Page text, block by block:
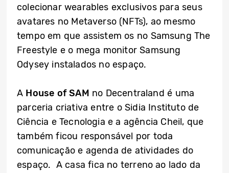
colecionar wearables exclusivos para seus
avatares no Metaverso (NFTs), ao mesmo
tempo em que assistem os no Samsung The
Freestyle e o mega monitor Samsung
Odysey instalados no espaço.
A House of SAM no Decentraland é uma
parceria criativa entre o Sidia Instituto de
Ciência e Tecnologia e a agência Cheil, que
também ficou responsável por toda
comunicação e agenda de atividades do
espaço. A casa fica no terreno ao lado da